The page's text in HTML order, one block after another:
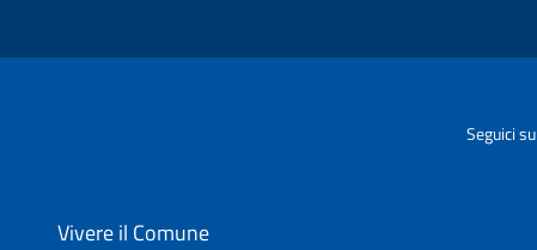
Seguici su
Vivere il Comune